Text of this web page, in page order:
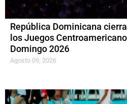
República Dominicana
los Juegos
Domingo 2026
Agosto 09, 2026